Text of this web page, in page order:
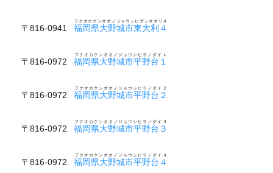
〒816-0941 福岡県大野城市東大利４
フクオカケンオオノジョウシヒガシオオリ４
〒816-0972 福岡県大野城市平野台１
フクオカケンオオノジョウシヒラノダイ１
〒816-0972 福岡県大野城市平野台２
フクオカケンオオノジョウシヒラノダイ２
〒816-0972 福岡県大野城市平野台３
フクオカケンオオノジョウシヒラノダイ３
〒816-0972 福岡県大野城市平野台４
フクオカケンオオノジョウシヒラノダイ４